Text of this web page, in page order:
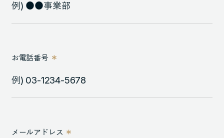
お電話番号
メールアドレス